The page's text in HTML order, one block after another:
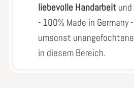
liebevolle Handarbeitund
- 100% Made in Germany
umsonst
in diesem Bereich.